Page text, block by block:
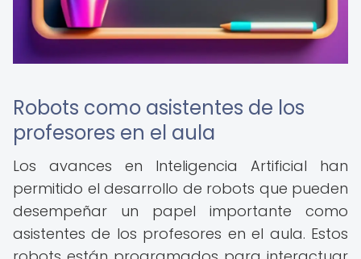
Robots como asistentes de los
profesores en el aula
Los avances en Inteligencia Artificial han
permitido el desarrollo de robots que pueden
desempeñar un papel importante como
asistentes de los profesores en el aula. Estos